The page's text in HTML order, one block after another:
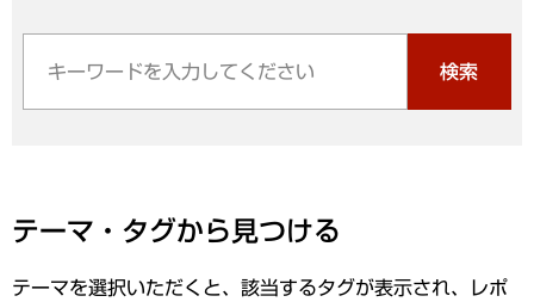
検索
テーマ・タグから見つける
テーマを選択いただくと、該当するタグが表示され、レポ